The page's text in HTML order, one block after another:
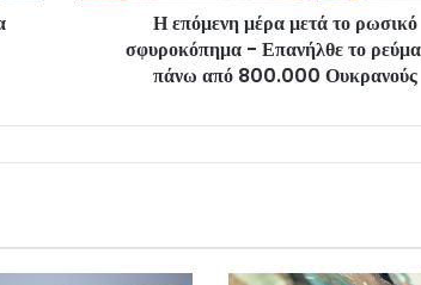
Η επόμενη μέρα μετά το ρωσικό
σφυροκόπημα - Επανήλθε το
πάνω από 800.000 Ουκρανούς